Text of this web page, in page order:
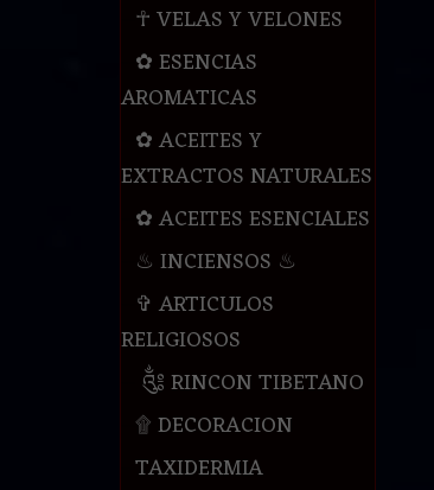
☥ VELAS Y VELONES
✿ ESENCIAS
AROMATICAS
✿ ACEITES Y
EXTRACTOS NATURALES
✿ ACEITES ESENCIALES
♨ INCIENSOS ♨
✞ ARTICULOS
RELIGIOSOS
༃ RINCON TIBETANO
۩ DECORACION
TAXIDERMIA